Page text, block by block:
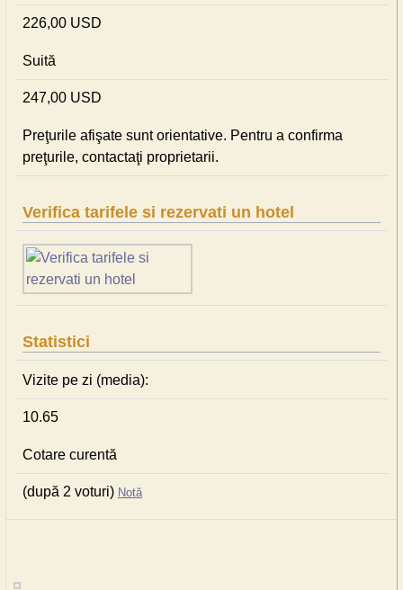
226,00 USD
Suită
247,00 USD
Preţurile afişate sunt orientative. Pentru a confirma
preţurile, contactaţi proprietarii.
Verifica tarifele si rezervati un hotel
Statistici
Vizite pe zi (media):
10.65
Cotare curentă
(după 2 voturi) Notă